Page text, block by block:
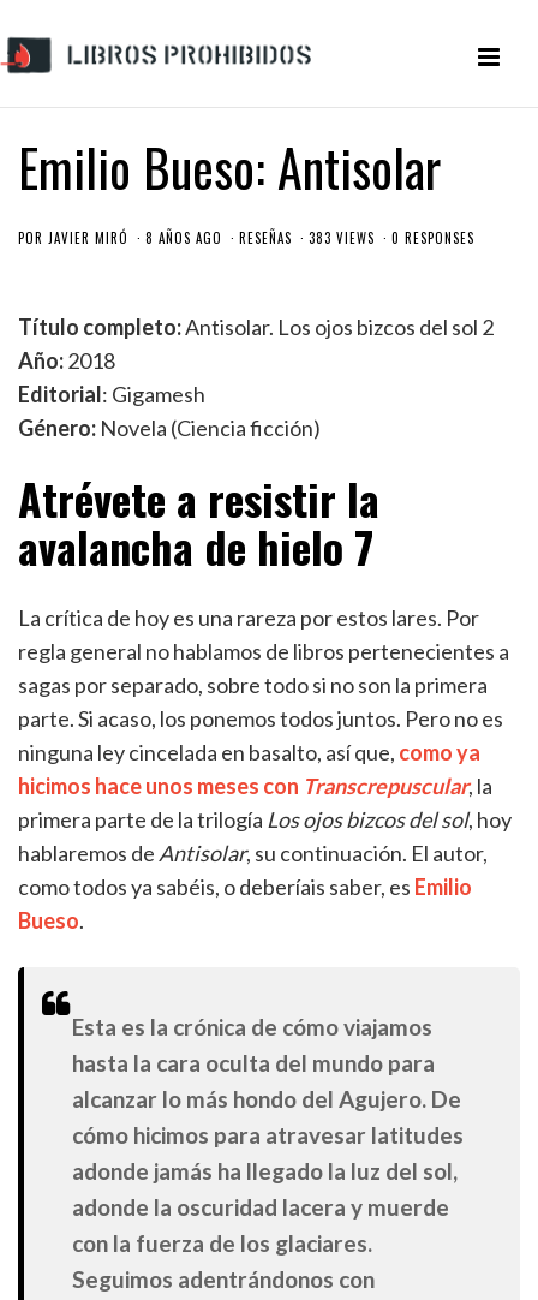
Emilio Bueso: Antisolar
POR JAVIER MIRÓ 8 AÑOS AGO RESEÑAS 383 VIEWS 0 RESPONSES
Título completo:Antisolar. Los ojos bizcos del sol 2
Año:2018
Editorial: Gigamesh
Género: Novela (Ciencia ficción)
Atrévete a resistir la
avalancha de hielo 7
La crítica de hoy es una rareza por estos lares. Por
regla general no hablamos de libros pertenecientes a
sagas por separado, sobre todo si no son la primera
parte. Si acaso, los ponemos todos juntos. Pero no es
ninguna ley cincelada en basalto, así que, como ya
hicimos hace unos meses con Transcrepuscular, la
primera parte de la trilogía Los ojos bizcos del sol, hoy
hablaremos de Antisolar, su continuación. El autor,
como todos ya sabéis, o deberíais saber, es Emilio
Bueso.
Esta es la crónica de cómo viajamos
hasta la cara oculta del mundo para
alcanzar lo más hondo del Agujero. De
cómo hicimos para atravesar latitudes
adonde jamás ha llegado la luz del sol,
adonde la oscuridad lacera y muerde
con la fuerza de los glaciares.
Seguimos adentrándonos con